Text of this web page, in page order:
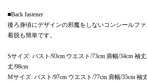
■Back fastener
後ろ身頃にデザインの邪魔をしないコンシールファ
着脱も簡単です。
Sサイズ: バスト/93cm ウエスト/73cm 肩幅/34cm 袖
丈/98cm
Mサイズ: バスト/97cm ウエスト/77cm 肩幅/35cm 袖